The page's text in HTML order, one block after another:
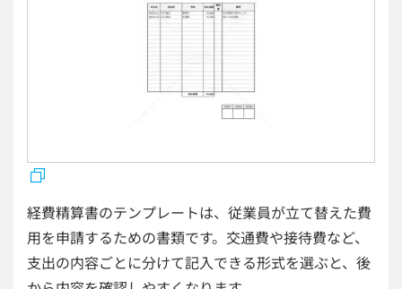
経費精算書のテンプレートは、従業員が立て替えた費
用を申請するための書類です。交通費や接待費など、
支出の内容ごとに分けて記入できる形式を選ぶと、後